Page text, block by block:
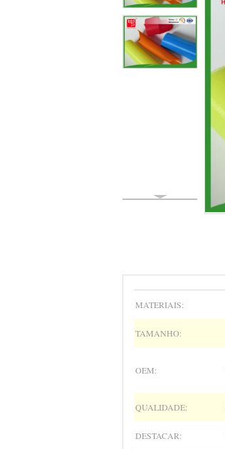
MATERIAIS:
TAMANHO:
OEM:
QUALIDADE:
DESTACAR: